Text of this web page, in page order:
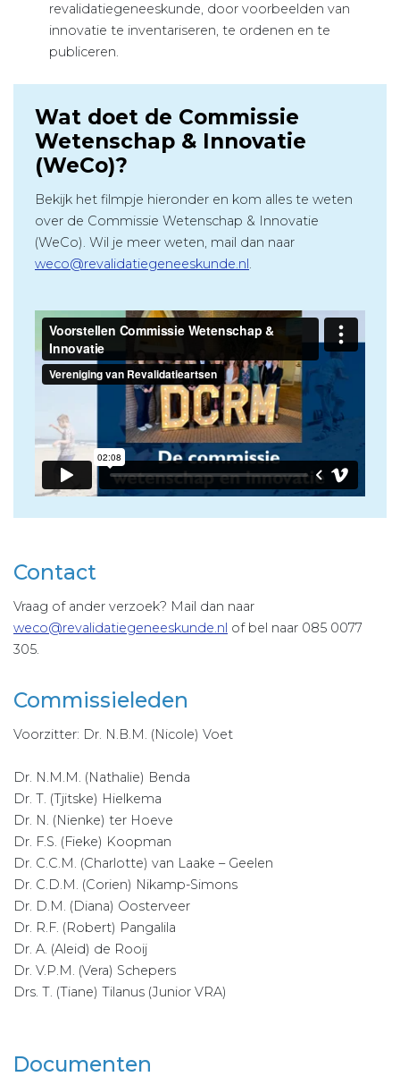
revalidatiegeneeskunde, door voorbeelden van
innovatie te inventariseren, te ordenen en te
publiceren.
Wat doet de Commissie
Wetenschap & Innovatie
(WeCo)?
Bekijk het filmpje hieronder en kom alles te weten
over de Commissie Wetenschap & Innovatie
(WeCo). Wil je meer weten, mail dan naar
weco@revalidatiegeneeskunde.nl.
Contact
Vraag of ander verzoek? Mail dan naar
weco@revalidatiegeneeskunde.nl of bel naar 085 0077
305.
Commissieleden
Voorzitter: Dr. N.B.M. (Nicole) Voet
Dr. N.M.M. (Nathalie) Benda
Dr. T. (Tjitske) Hielkema
Dr. N. (Nienke) ter Hoeve
Dr. F.S. (Fieke) Koopman
Dr. C.C.M. (Charlotte) van Laake – Geelen
Dr. C.D.M. (Corien) Nikamp-Simons
Dr. D.M. (Diana) Oosterveer
Dr. R.F. (Robert) Pangalila
Dr. A. (Aleid) de Rooij
Dr. V.P.M. (Vera) Schepers
Drs. T. (Tiane) Tilanus (Junior VRA)
Documenten